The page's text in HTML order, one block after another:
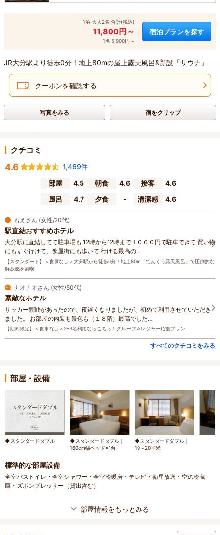
1泊 大人2名 合計(税込)
11,800円～
1名 5,900円～
宿泊プランを探す
JR大分駅より徒歩0分！地上80mの屋上露天風呂&新設「サウナ」
クーポンを確認する
写真をみる 宿をクリップ
クチコミ
4.6
1,469件
部屋
4.5 朝食 4.6 接客
4.6
風呂
4.7 夕食 - 清潔感 4.6
もえさん (女性/20代)
駅直結おすすめホテル
大分駅に直結してて駐車場も 12時から12時まで１０００円で駐車できて 買い物
にもすぐ行けて、飲屋街にも歩いて 行ける最高の…
【スタンダード】＜食事なし＞大分駅から徒歩0分！地上80m「てんくう露天風呂」で圧倒的な
解放感を満喫
ナオナオさん (女性/50代)
素敵なホテル
サッカー観戦があったので、夜遅くなりましたが、初めて利用させていただき
ました。 お部屋の内装も景色も（１８階）最高でした…
【期間限定】＜食事なし＞2-3名利用ならこちら！グループ＆レジャー応援プラン
すべてのクチコミをみる
部屋・設備
◆スタンダードダブル
◆スタンダードダブル｜
160cm幅ベッド×1台
◆スタンダードダブル｜
19～20平米
標準的な部屋設備
全室バストイレ・全室シャワー・全室冷暖房・テレビ・衛星放送・空の冷蔵
庫・ズボンプレッサー（貸出含む）
部屋情報をもっとみる